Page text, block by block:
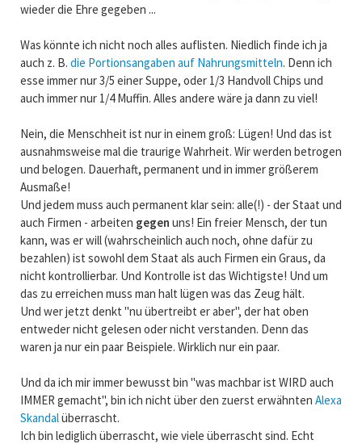
wieder die Ehre gegeben ...
Was könnte ich nicht noch alles auflisten. Niedlich finde ich ja
auch z. B. die Portionsangaben auf Nahrungsmitteln. Denn ich
esse immer nur 3/5 einer Suppe, oder 1/3 Handvoll Chips und
auch immer nur 1/4 Muffin. Alles andere wäre ja dann zu viel!
Nein, die Menschheit ist nur in einem groß: Lügen! Und das ist
ausnahmsweise mal die traurige Wahrheit. Wir werden betrogen
und belogen. Dauerhaft, permanent und in immer größerem
Ausmaße!
Und jedem muss auch permanent klar sein: alle(!) - der Staat und
auch Firmen - arbeiten gegen uns! Ein freier Mensch, der tun
kann, was er will (wahrscheinlich auch noch, ohne dafür zu
bezahlen) ist sowohl dem Staat als auch Firmen ein Graus, da
nicht kontrollierbar. Und Kontrolle ist das Wichtigste! Und um
das zu erreichen muss man halt lügen was das Zeug hält.
Und wer jetzt denkt "nu übertreibt er aber", der hat oben
entweder nicht gelesen oder nicht verstanden. Denn das
waren ja nur ein paar Beispiele. Wirklich nur ein paar.
Und da ich mir immer bewusst bin "was machbar ist WIRD auch
IMMER gemacht", bin ich nicht über den zuerst erwähnten Alexa
Skandalüberrascht.
Ich bin lediglich überrascht, wie viele überrascht sind. Echt